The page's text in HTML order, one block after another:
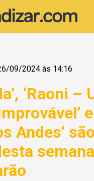
09/2024 às 14:16
‘Raoni –
e
Andes’